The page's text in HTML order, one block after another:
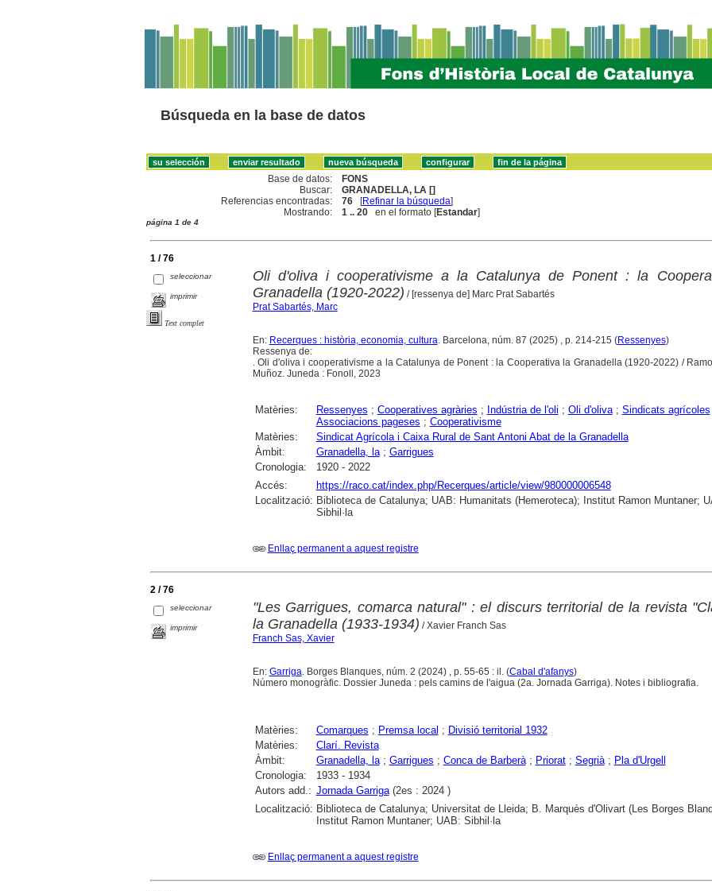
Búsqueda en la base de datos
Base de datos:
FONS
Buscar:
GRANADELLA, LA []
Referencias encontradas:
76 [Refinar la búsqueda]
Mostrando:
1 .. 20 en el formato [Estandar]
página 1 de 4
1 / 76
seleccionar
imprimir
Text complet
Oli d'oliva i cooperativisme a la Catalunya de Ponent : la
Granadella (1920-2022) / [ressenya de] Marc Prat Sabartés
Prat Sabartés, Marc
En: Recerques : història, economia, cultura. Barcelona, núm. 87 (2025) , p. 214-215 (Ressenyes)
Ressenya de:
. Oli d'oliva i cooperativisme a la Catalunya de Ponent : la Cooperativa la Granadella (1920-2022) /
Muñoz. Juneda : Fonoll, 2023
Matèries: Ressenyes ; Cooperatives agràries ; Indústria de l'oli ; Oli d'oliva; Sindicats agrícoles
Associacions pageses ; Cooperativisme
Matèries:
Sindicat Agrícola i Caixa Rural de Sant Antoni Abat de la Granadella
Àmbit:
Granadella, la; Garrigues
Cronologia:
1920 - 2022
Accés:
https://raco.cat/index.php/Recerques/article/view/980000006548
Localització: Biblioteca de Catalunya; UAB: Humanitats (Hemeroteca); Institut Ramon Muntaner;
Sibhil·la
Enllaç permanent a aquest registre
2 / 76
seleccionar
imprimir
"Les Garrigues, comarca natural" : el discurs territorial de la revista
la Granadella (1933-1934) / Xavier Franch Sas
Franch Sas, Xavier
En: Garriga. Borges Blanques, núm. 2 (2024) , p. 55-65 : il. (Cabal d'afanys)
Número monogràfic. Dossier Juneda : pels camins de l'aigua (2a. Jornada Garriga). Notes i bibliografia.
Matèries: Comarques ; Premsa local ; Divisió territorial 1932
Matèries:
Clarí. Revista
Àmbit:
Granadella, la; Garrigues ; Conca de Barberà; Priorat; Segrià; Pla d'Urgell
Cronologia:
1933 - 1934
Autors add.: Jornada Garriga(2es : 2024 )
Localització: Biblioteca de Catalunya; Universitat de Lleida; B. Marquès d'Olivart (Les Borges
Institut Ramon Muntaner; UAB: Sibhil·la
Enllaç permanent a aquest registre